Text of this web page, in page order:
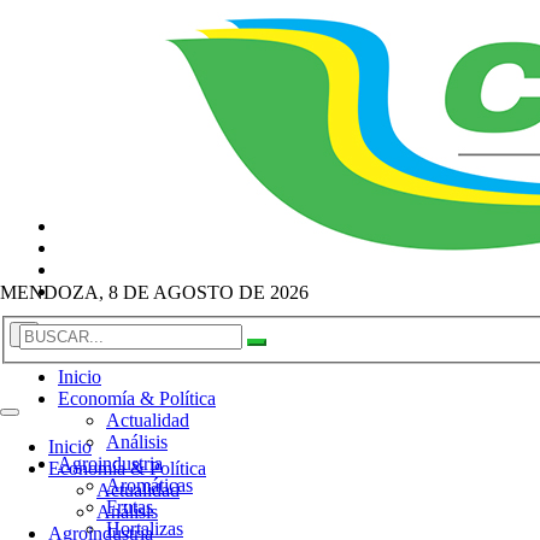
MENDOZA, 8 DE AGOSTO DE 2026
Inicio
Economía & Política
Actualidad
Análisis
Agroindustria
×
Inicio
Economía & Política
Actualidad
Análisis
Agroindustria
Aromáticas
Frutas
Hortalizas